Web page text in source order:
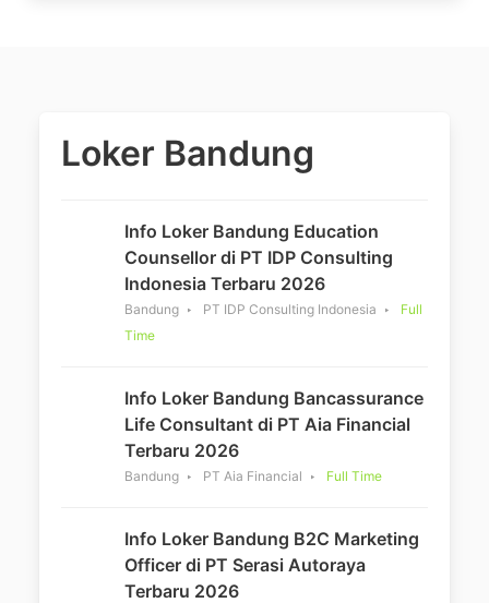
Loker Bandung
Info Loker Bandung Education
Counsellor di PT IDP Consulting
Indonesia Terbaru 2026
Bandung PT IDP Consulting Indonesia
Full
Time
Info Loker Bandung Bancassurance
Life Consultant di PT Aia Financial
Terbaru 2026
Bandung PT Aia Financial Full Time
Info Loker Bandung B2C Marketing
Officer di PT Serasi Autoraya
Terbaru 2026